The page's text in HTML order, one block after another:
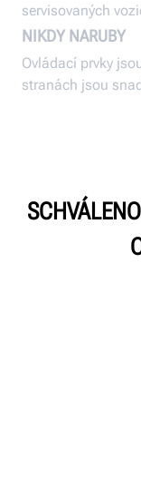
servisovaných
NIKDY NARUBY
Ovládací prvky
stranách jsou